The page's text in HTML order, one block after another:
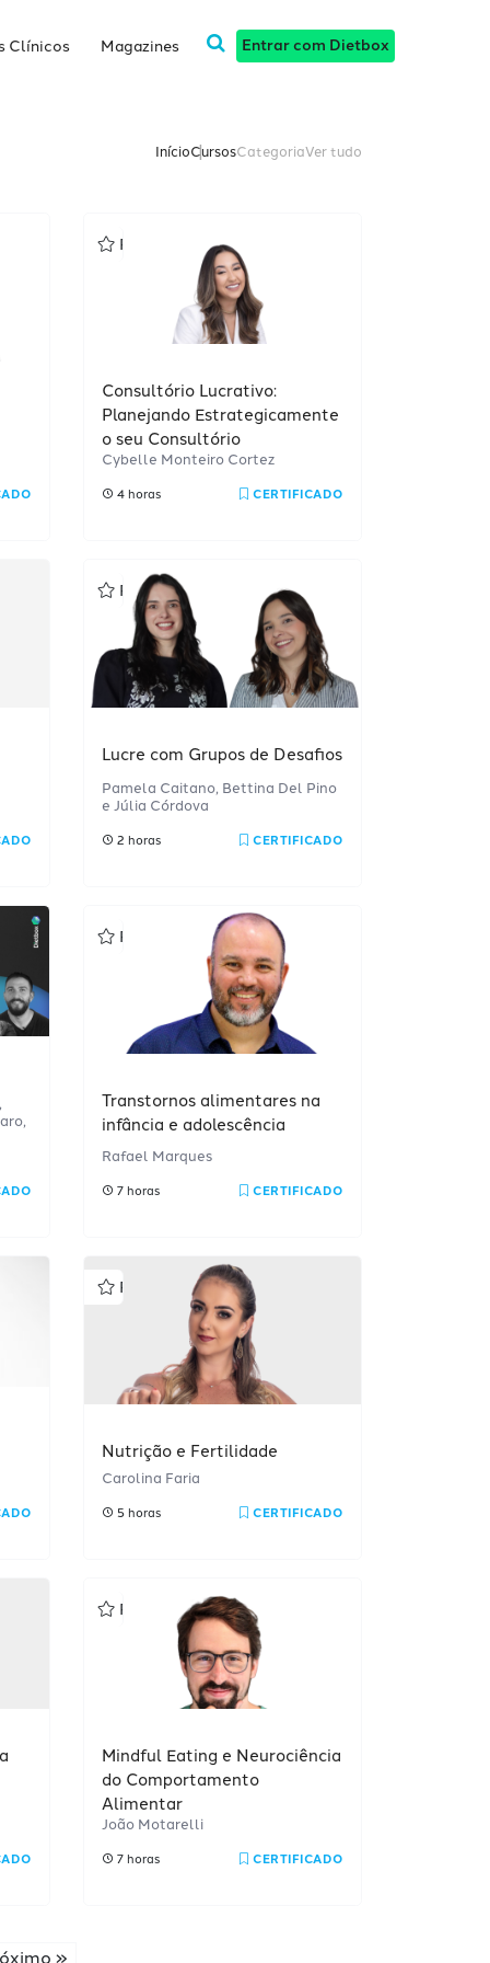
Clínicos Magazines Entrar com Dietbox
InícioCursosCategoriaVer tudo
Profissional
Consultório Lucrativo:
Planejando Estrategicamente
o seu Consultório
Cybelle Monteiro Cortez
4 horas CERTIFICADO
Profissional
Lucre com Grupos de Desafios
Pamela Caitano, Bettina Del Pino
e Júlia Córdova
2 horas CERTIFICADO
Profissional
Transtornos alimentares na
infância e adolescência
Rafael Marques
7 horas CERTIFICADO
Profissional
Nutrição e Fertilidade
Carolina Faria
5 horas CERTIFICADO
Profissional
Mindful Eating e Neurociência
do Comportamento
Alimentar
João Motarelli
7 horas CERTIFICADO
»